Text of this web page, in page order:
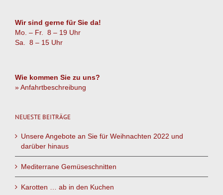
Wir sind gerne für Sie da!
Mo. – Fr. 8 – 19 Uhr
Sa. 8 – 15 Uhr
Wie kommen Sie zu uns?
» Anfahrtbeschreibung
NEUESTE BEITRÄGE
Unsere Angebote an Sie für Weihnachten 2022 und
darüber hinaus
Mediterrane Gemüseschnitten
Karotten … ab in den Kuchen